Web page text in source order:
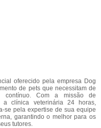
oferecido pela empresa Dog
de pets que necessitam de
contínuo. Com a missão de
a clínica veterinária 24 horas,
se pela expertise de sua equipe
garantindo o melhor para os
tutores.